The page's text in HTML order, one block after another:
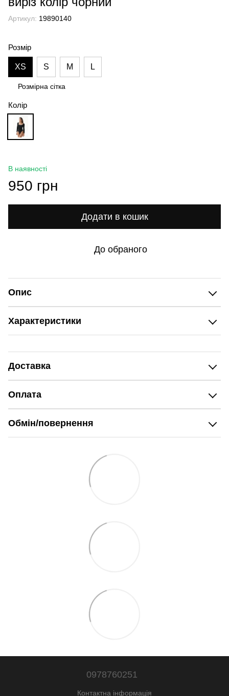
Артикул: 19890140
Розмір
XS S M L
Розмірна сітка
Колір
В наявності
950 грн
Додати в кошик
До обраного
Опис
Характеристики
Доставка
Оплата
Обмін/повернення
0978760251
Контактна інформація